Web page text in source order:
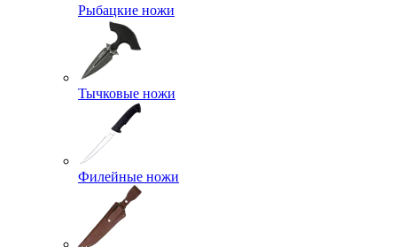
Рыбацкие ножи
Тычковые ножи
Филейные ножи